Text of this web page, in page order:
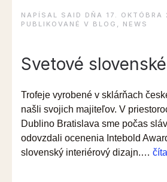
NAPÍSAL SAID DŇA 17. OKTÓBRA
PUBLIKOVANÉ V BLOG , NEWS
Svetové
Trofeje vyrobené v sklárňach
našli svojich majiteľov. V
Dublino Bratislava sme počas
odovzdali ocenenia Intebold
slovenský interiérový dizajn.…